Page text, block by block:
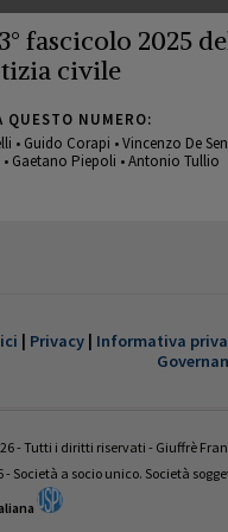
fascicolo 2025
civile
QUESTO NUMERO:
• Guido Corapi • Vincenzo De
Gaetano Piepoli • Antonio Tullio
civile
| Privacy | Informativa
- Tutti i diritti riservati - Giuffrè
- Società a socio unico. Società